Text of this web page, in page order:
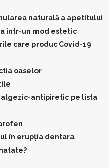
naturală a apetitului
intr-un mod estetic
care produc Covid-19
oaselor
antipiretic pe lista
în erupția dentara